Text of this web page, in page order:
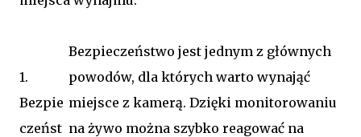
1.
Bezpie
czeńst
Bezpieczeństwo jest jednym z głównych
powodów, dla których warto wynająć
miejsce z kamerą. Dzięki monitorowaniu
na żywo można szybko reagować na